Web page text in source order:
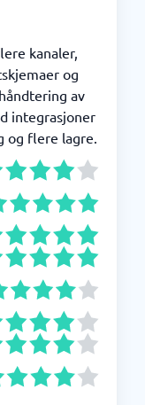
kanaler,
og
av
integrasjoner
og flere lagre.